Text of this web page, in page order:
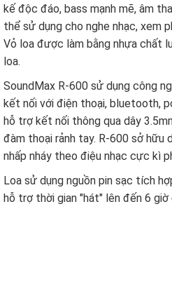
kế độc đáo, bass mạnh mẽ, âm
thể sử dụng cho nghe nhạc, xem
Vỏ loa được làm bằng nhựa chất
loa.
SoundMax R-600 sử dụng công
kết nối với điện thoại, bluetooth,
hỗ trợ kết nối thông qua dây
đàm thoại rảnh tay. R-600 sở hữu
nhấp nháy theo điệu nhạc cực kì
Loa sử dụng nguồn pin sạc tích
hỗ trợ thời gian "hát" lên đến 6 giờ